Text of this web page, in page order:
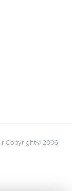
Copyright© 2006-